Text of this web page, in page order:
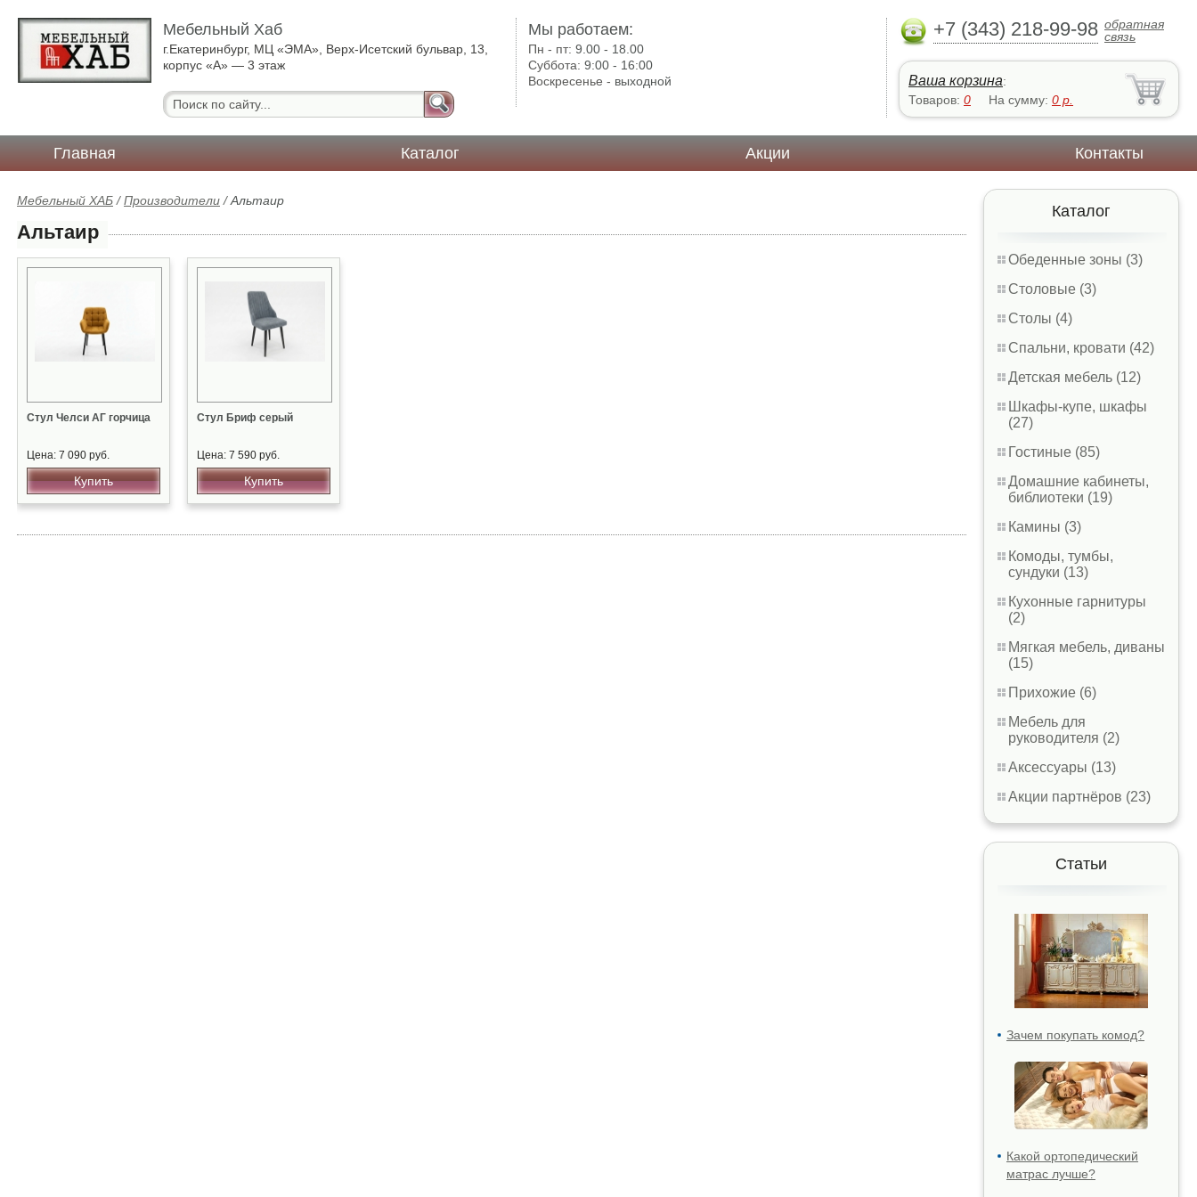
Мебельный Хаб
г.Екатеринбург, МЦ «ЭМА», Верх-Исетский бульвар, 13,
корпус «А» — 3 этаж
Мы работаем:
Пн - пт:9.00 - 18.00
Суббота:9:00 - 16:00
Воскресенье - выходной
+7 (343) 218-99-98 обратная
связь
Ваша корзина:
Товаров: 0 На сумму: 0 р.
Главная Каталог Акции Контакты
Каталог
Обеденные зоны (3)
Столовые (3)
Столы (4)
Спальни, кровати (42)
Детская мебель (12)
Шкафы-купе, шкафы
(27)
Гостиные (85)
Домашние кабинеты,
библиотеки (19)
Камины (3)
Комоды, тумбы,
сундуки (13)
Кухонные гарнитуры
(2)
Мягкая мебель, диваны
(15)
Прихожие (6)
Мебель для
руководителя (2)
Аксессуары (13)
Акции партнёров (23)
Статьи
Зачем покупать комод?
Какой ортопедический
матрас лучше?
Мебельный ХАБ /Производители /Альтаир
Альтаир
Стул Челси АГ горчица
Цена: 7 090 руб.
Купить
Стул Бриф серый
Цена: 7 590 руб.
Купить